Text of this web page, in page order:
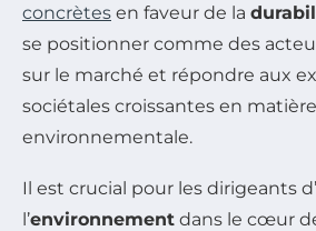
concrètes en faveur de la
se positionner comme des
sur le marché et répondre aux
sociétales croissantes en matière
environnementale.
Il est crucial pour les dirigeants
l’environnement dans le cœur